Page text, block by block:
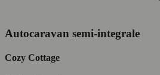
Autocaravan semi-integrale
Cozy Cottage